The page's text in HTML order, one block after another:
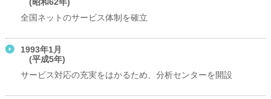
全国ネットのサービス体制を確立
1993年1月
(平成5年)
サービス対応の充実をはかるため、分析センターを開設